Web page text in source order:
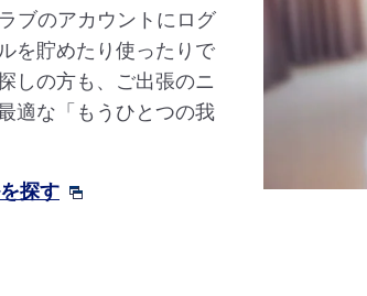
ブのアカウントにログ
を貯めたり使ったりで
しの方も、ご出張のニ
適な「もうひとつの我
探す